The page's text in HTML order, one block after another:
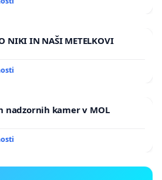
NIKI IN NAŠI METELKOVI
nadzornih kamer v MOL